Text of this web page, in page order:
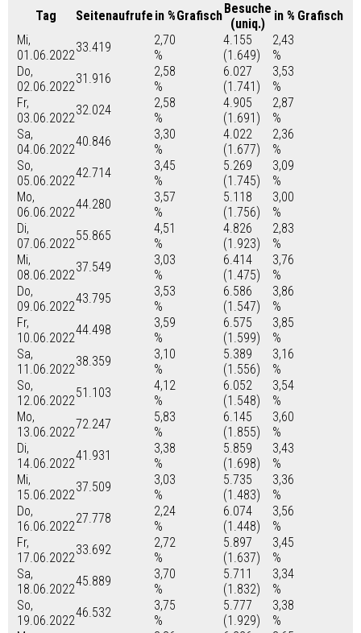
Tag Seitenaufrufe in %GrafischBesuche
(uniq.)
in % Grafisch
Mi,
01.06.2022
33.419
2,70
%
4.155
(1.649)
2,43
%
Do,
02.06.2022
31.916
2,58
%
6.027
(1.741)
3,53
%
Fr,
03.06.2022
32.024
2,58
%
4.905
(1.691)
2,87
%
Sa,
04.06.2022
40.846
3,30
%
4.022
(1.677)
2,36
%
So,
05.06.2022
42.714
3,45
%
5.269
(1.745)
3,09
%
Mo,
06.06.2022
44.280
3,57
%
5.118
(1.756)
3,00
%
Di,
07.06.2022
55.865
4,51
%
4.826
(1.923)
2,83
%
Mi,
08.06.2022
37.549
3,03
%
6.414
(1.475)
3,76
%
Do,
09.06.2022
43.795
3,53
%
6.586
(1.547)
3,86
%
Fr,
10.06.2022
44.498
3,59
%
6.575
(1.599)
3,85
%
Sa,
11.06.2022
38.359
3,10
%
5.389
(1.556)
3,16
%
So,
12.06.2022
51.103
4,12
%
6.052
(1.548)
3,54
%
Mo,
13.06.2022
72.247
5,83
%
6.145
(1.855)
3,60
%
Di,
14.06.2022
41.931
3,38
%
5.859
(1.698)
3,43
%
Mi,
15.06.2022
37.509
3,03
%
5.735
(1.483)
3,36
%
Do,
16.06.2022
27.778
2,24
%
6.074
(1.448)
3,56
%
Fr,
17.06.2022
33.692
2,72
%
5.897
(1.637)
3,45
%
Sa,
18.06.2022
45.889
3,70
%
5.711
(1.832)
3,34
%
So,
19.06.2022
46.532
3,75
%
5.777
(1.929)
3,38
%